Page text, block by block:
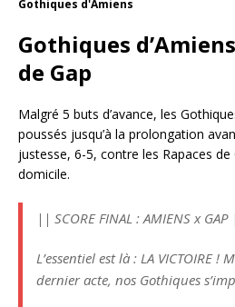
Gothiques d'Amiens
Gothiques
de Gap
Malgré 5 buts d’avance, les
poussés jusqu’à la prolongation
justesse, 6-5, contre les Rapaces
domicile.
|| SCORE FINAL : AMIENS x
L’essentiel est là : LA VICTOIRE
dernier acte, nos Gothiques